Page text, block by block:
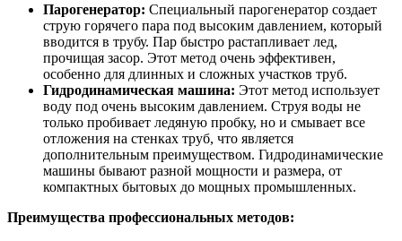
Парогенератор: Специальный парогенератор создает
струю горячего пара под высоким давлением, который
вводится в трубу. Пар быстро растапливает лед,
прочищая засор. Этот метод очень эффективен,
особенно для длинных и сложных участков труб.
Гидродинамическая машина: Этот метод использует
воду под очень высоким давлением. Струя воды не
только пробивает ледяную пробку, но и смывает все
отложения на стенках труб, что является
дополнительным преимуществом. Гидродинамические
машины бывают разной мощности и размера, от
компактных бытовых до мощных промышленных.
Преимущества профессиональных методов: